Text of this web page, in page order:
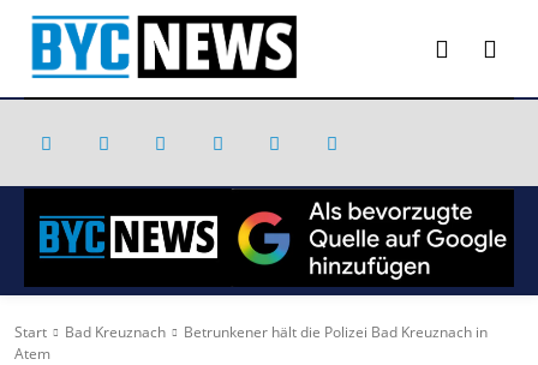
Start Bad Kreuznach
Betrunkener hält die Polizei Bad Kreuznach in
Atem